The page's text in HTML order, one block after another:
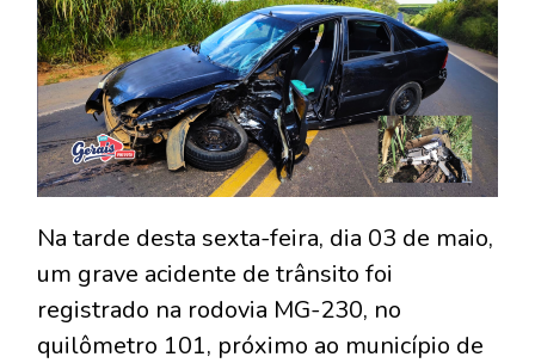
Na tarde desta sexta-feira, dia 03 de maio,
um grave acidente de trânsito foi
registrado na rodovia MG-230, no
quilômetro 101, próximo ao município de